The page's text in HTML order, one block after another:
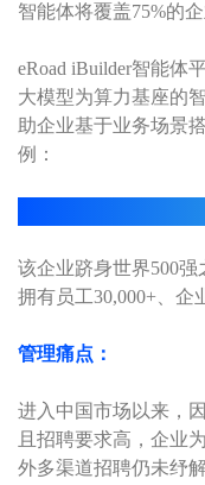
智能体将覆盖75%的企
eRoad iBuilder智能体
大模型为算力基座的
助企业基于业务场景
例：
该企业跻身世界500强
拥有员工30,000+、企
管理痛点：
进入中国市场以来，
且招聘要求高，企业
外多渠道招聘仍未纾